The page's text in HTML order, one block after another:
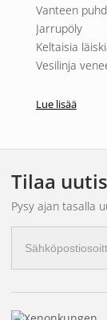
Vanteen
Jarrupöly
Keltaisia
Vesilinja
Reliven
violetiksi.
harjaa
kylmällä
3.Älä anna
4.Huuhtele
5.
Lue lisää
Tilaa
Pysy ajan tasalla